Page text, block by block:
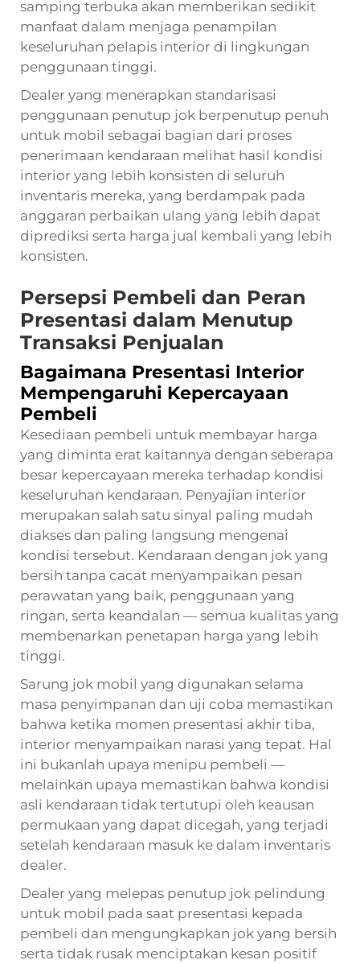
samping terbuka akan memberikan sedikit
manfaat dalam menjaga penampilan
keseluruhan pelapis interior di lingkungan
penggunaan tinggi.
Dealer yang menerapkan standarisasi
penggunaan penutup jok berpenutup penuh
untuk mobil sebagai bagian dari proses
penerimaan kendaraan melihat hasil kondisi
interior yang lebih konsisten di seluruh
inventaris mereka, yang berdampak pada
anggaran perbaikan ulang yang lebih dapat
diprediksi serta harga jual kembali yang lebih
konsisten.
Persepsi Pembeli dan Peran
Presentasi dalam Menutup
Transaksi Penjualan
Bagaimana Presentasi Interior
Mempengaruhi Kepercayaan
Pembeli
Kesediaan pembeli untuk membayar harga
yang diminta erat kaitannya dengan seberapa
besar kepercayaan mereka terhadap kondisi
keseluruhan kendaraan. Penyajian interior
merupakan salah satu sinyal paling mudah
diakses dan paling langsung mengenai
kondisi tersebut. Kendaraan dengan jok yang
bersih tanpa cacat menyampaikan pesan
perawatan yang baik, penggunaan yang
ringan, serta keandalan — semua kualitas yang
membenarkan penetapan harga yang lebih
tinggi.
Sarung jok mobil yang digunakan selama
masa penyimpanan dan uji coba memastikan
bahwa ketika momen presentasi akhir tiba,
interior menyampaikan narasi yang tepat. Hal
ini bukanlah upaya menipu pembeli —
melainkan upaya memastikan bahwa kondisi
asli kendaraan tidak tertutupi oleh keausan
permukaan yang dapat dicegah, yang terjadi
setelah kendaraan masuk ke dalam inventaris
dealer.
Dealer yang melepas penutup jok pelindung
untuk mobil pada saat presentasi kepada
pembeli dan mengungkapkan jok yang bersih
serta tidak rusak menciptakan kesan positif